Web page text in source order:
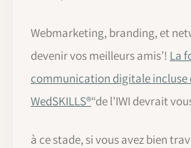
Webmarketing, branding, et
devenir vos meilleurs amis’! La
communication digitale incluse
WedSKILLS®“de l’IWI devrait
à ce stade, si vous avez bien